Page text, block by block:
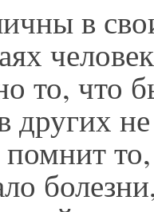
в
то, что
других